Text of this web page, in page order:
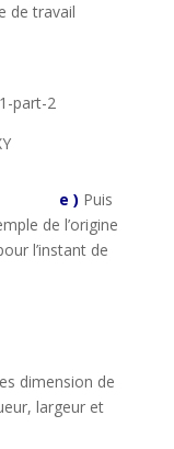
de travail
e ) Puis
de l’origine
l’instant de
dimension de
largeur et